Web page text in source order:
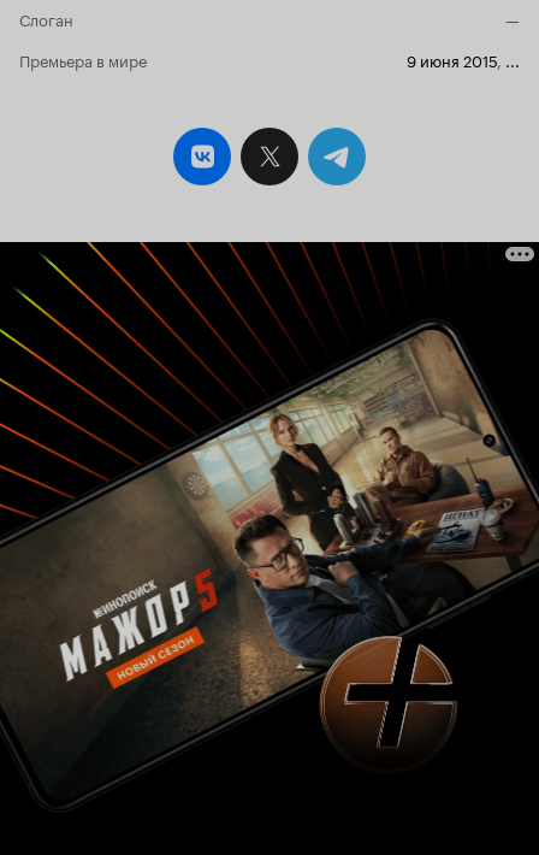
Слоган
—
Премьера в мире
9 июня 2015